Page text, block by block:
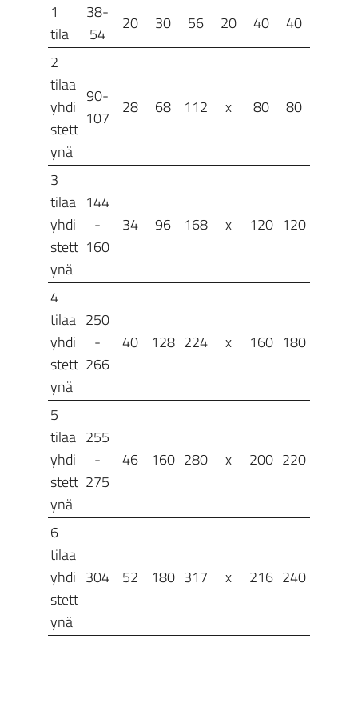
1
tila
38-
54
20 30 56 20 40 40
2
tilaa
yhdi
stett
ynä
90-
107
28 68 112 x 80 80
3
tilaa
yhdi
stett
ynä
144
-
160
34 96 168 x 120 120
4
tilaa
yhdi
stett
ynä
250
-
266
40 128 224 x 160 180
5
tilaa
yhdi
stett
ynä
255
-
275
46 160 280 x 200 220
6
tilaa
yhdi
stett
ynä
304 52 180 317 x 216 240